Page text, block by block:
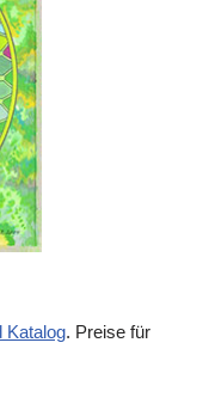
Katalog. Preise für